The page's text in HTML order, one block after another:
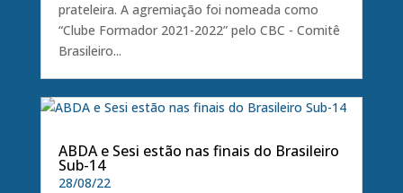
prateleira. A agremiação foi nomeada como
“Clube Formador 2021-2022” pelo CBC - Comitê
Brasileiro...
ABDA e Sesi estão nas finais do Brasileiro
Sub-14
28/08/22